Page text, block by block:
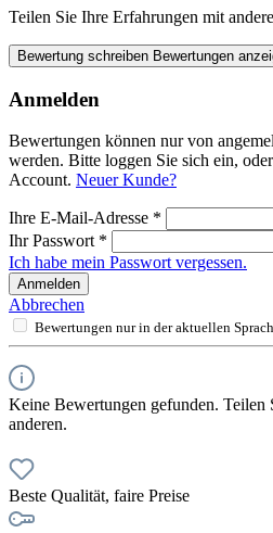
Teilen Sie Ihre Erfahrungen mit
Bewertung schreiben Bewertungen
Anmelden
Bewertungen können nur von
werden. Bitte loggen Sie sich ein,
Account. Neuer Kunde?
Ihre E-Mail-Adresse *
Ihr Passwort *
Ich habe mein Passwort vergessen.
Anmelden
Abbrechen
Bewertungen nur in der aktuellen
Keine Bewertungen gefunden. Teilen
anderen.
Beste Qualität, faire Preise